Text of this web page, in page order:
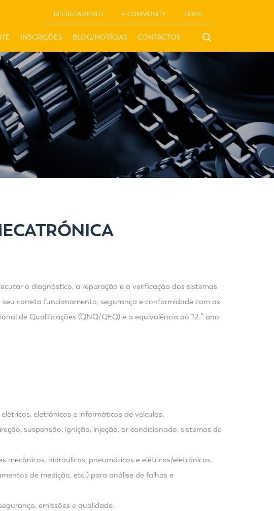
RECRUTAMENTO E-COMMUNITY EPASS
INSCRIÇÕES BLOG/NOTÍCIAS CONTACTOS
o diagnóstico, a reparação e a verificação dos sistemas
correto funcionamento, segurança e conformidade com as
de Qualificações (QNQ/QEQ) e a equivalência ao 12.º ano
eletrónicos e informáticos de veículos.
suspensão, ignição, injeção, ar condicionado, sistemas de
hidráulicos, pneumáticos e elétricos/eletrónicos.
de medição, etc.) para análise de falhas e
emissões e qualidade.